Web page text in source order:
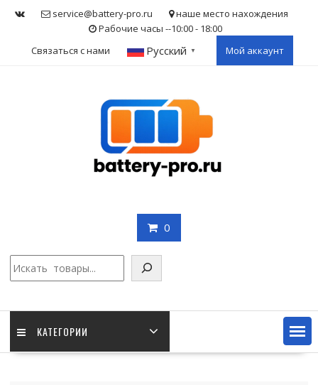
service@battery-pro.ru
наше место нахождения
Рабочие часы --10:00 - 18:00
Связаться с нами
Русский ▼ Мой аккаунт
0
КАТЕГОРИИ